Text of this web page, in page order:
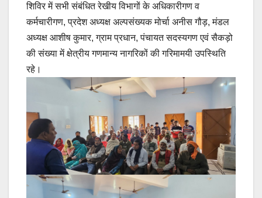
शिविर में सभी संबंधित रेखीय विभागों के अधिकारीगण व
कर्मचारीगण, प्रदेश अध्यक्ष अल्पसंख्यक मोर्चा अनीस गौड़, मंडल
अध्यक्ष आशीष कुमार, ग्राम प्रधान, पंचायत सदस्यगण एवं सैकड़ो
की संख्या में क्षेत्रीय गणमान्य नागरिकों की गरिमामयी उपस्थिति
रहे।
Post
navigation